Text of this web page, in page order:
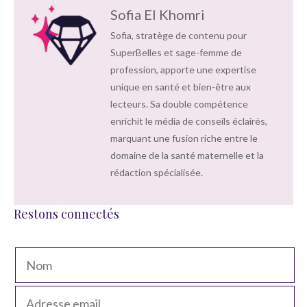
Sofia El Khomri
Sofia, stratège de contenu pour
SuperBelles et sage-femme de
profession, apporte une expertise
unique en santé et bien-être aux
lecteurs. Sa double compétence
enrichit le média de conseils éclairés,
marquant une fusion riche entre le
domaine de la santé maternelle et la
rédaction spécialisée.
Restons connectés